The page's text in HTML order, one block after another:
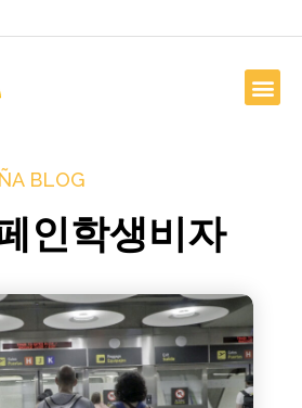
BLOG
인학생비자